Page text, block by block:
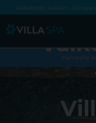
Rabattkod i kassan - Villaspa
Kampanj!